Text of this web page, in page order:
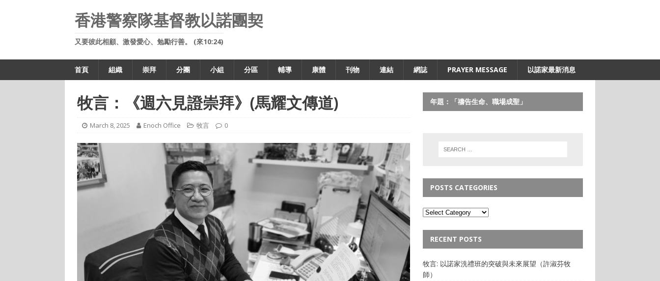
香港警察隊基督教以諾團契
又要彼此相顧、激發愛心、勉勵行善。 (來10:24)
首頁 組織 崇拜 分團 小組 分區 輔導 康體 刊物 連結 網誌 PRAYER MESSAGE 以諾家最新消息
牧言：《週六見證崇拜》(馬耀文傳道)
March 8, 2025 Enoch Office 牧言 0
年題：「禱告生命、職場成聖」
POSTS CATEGORIES
RECENT POSTS
牧言: 以諾家洗禮班的突破與未來展望（許淑芬牧
師）